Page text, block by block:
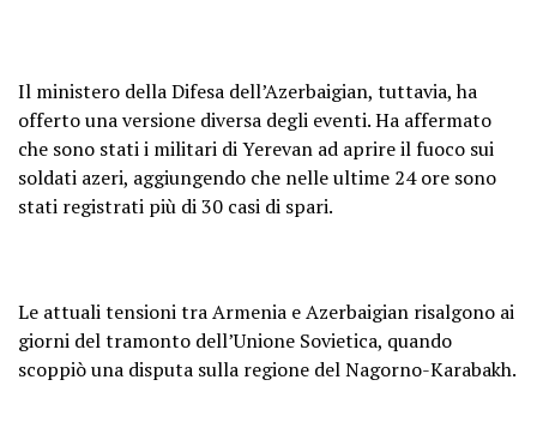
Il ministero della Difesa dell’Azerbaigian, tuttavia, ha
offerto una versione diversa degli eventi. Ha affermato
che sono stati i militari di Yerevan ad aprire il fuoco sui
soldati azeri, aggiungendo che nelle ultime 24 ore sono
stati registrati più di 30 casi di spari.
Le attuali tensioni tra Armenia e Azerbaigian risalgono ai
giorni del tramonto dell’Unione Sovietica, quando
scoppiò una disputa sulla regione del Nagorno-Karabakh.